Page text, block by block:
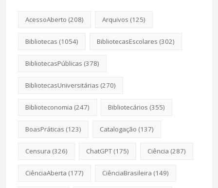
AcessoAberto (208) Arquivos (125)
Bibliotecas (1054) BibliotecasEscolares (302)
BibliotecasPúblicas (378)
BibliotecasUniversitárias (270)
Biblioteconomia (247) Bibliotecários (355)
BoasPráticas (123) Catalogação (137)
Censura (326) ChatGPT(175) Ciência (287)
CiênciaAberta (177) CiênciaBrasileira (149)